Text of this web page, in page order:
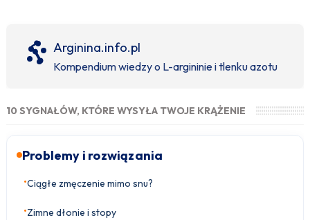
Arginina.info.pl
Kompendium wiedzy o L-argininie i tlenku azotu
10 SYGNAŁÓW, KTÓRE WYSYŁA TWOJE KRĄŻENIE
Problemy i rozwiązania
•Ciągłe zmęczenie mimo snu?
•Zimne dłonie i stopy